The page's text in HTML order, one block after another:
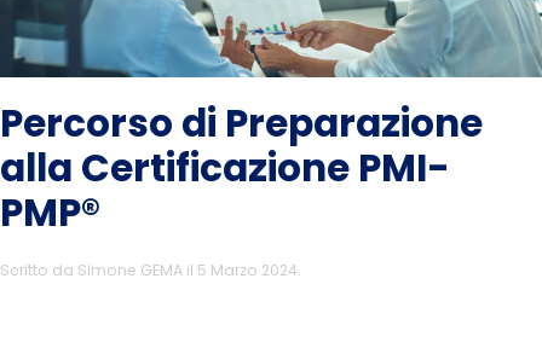
Percorso di Preparazione
alla Certificazione PMI-
PMP®
Scritto da Simone GEMA il 5 Marzo 2024.